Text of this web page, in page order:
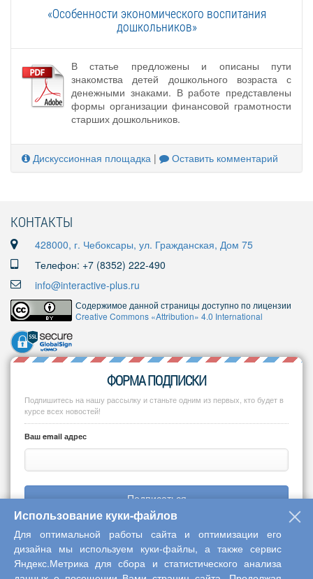
«Особенности экономического воспитания
дошкольников»
В статье предложены и описаны пути
знакомства детей дошкольного возраста с
денежными знаками. В работе представлены
формы организации финансовой грамотности
старших дошкольников.
Дискуссионная площадка | Оставить комментарий
КОНТАКТЫ
428000, г. Чебоксары, ул. Гражданская, Дом 75
Телефон: +7 (8352) 222-490
info@interactive-plus.ru
Содержимое данной страницы доступно по лицензии
Creative Commons «Attribution» 4.0 International
ФОРМА ПОДПИСКИ
Подпишитесь на нашу рассылку и станьте одним из первых, кто будет в
курсе всех новостей!
Ваш email адрес
Подписаться
Copyright © 2013-2026 Центр научного сотрудничества «Интерактив
Использование куки-файлов
Для оптимальной работы сайта и оптимизации его
дизайна мы используем куки-файлы, а также сервис
Яндекс.Метрика для сбора и статистического анализа